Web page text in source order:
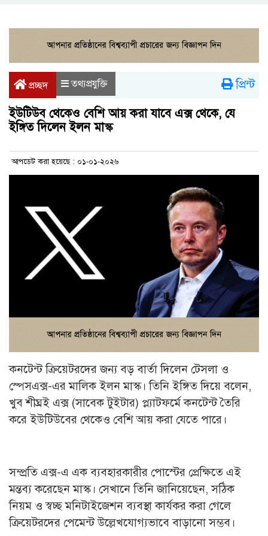
প্রচ্ছদ তথ্যপ্রযুক্তি প্রিন্ট
ইউটিউব থেকেও বেশি আয় করা যাবে এক্স থেকে, যে
ইঙ্গিত দিলেন ইলন মাস্ক
আপডেট করা হয়েছে : ০১-০১-২০২৬
কনটেন্ট ক্রিয়েটরদের জন্য বড় বার্তা দিলেন টেসলা ও
স্পেসএক্স-এর মালিক ইলন মাস্ক। তিনি ইঙ্গিত দিয়ে বলেন,
খুব শীঘ্রই এক্স (সাবেক টুইটার) প্ল্যাটফর্মে কনটেন্ট তৈরি
করে ইউটিউবের থেকেও বেশি আয় করা যেতে পারে।
সম্প্রতি এক্স-এ এক ব্যবহারকারীর পোস্টের প্রেক্ষিতে এই
মন্তব্য করেছেন মাস্ক। সেখানে তিনি জানিয়েছেন, সঠিক
নিয়ম ও স্বচ্ছ মনিটাইজেশন ব্যবস্থা কার্যকর করা গেলে
ক্রিয়েটরদের পেমেন্ট উল্লেখযোগ্যভাবে বাড়ানো সম্ভব।